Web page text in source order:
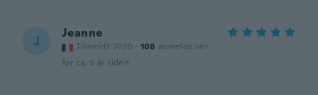
J Jeanne
Tilmeldt 2020 · 108 anmeldelser
for ca. 5 år siden